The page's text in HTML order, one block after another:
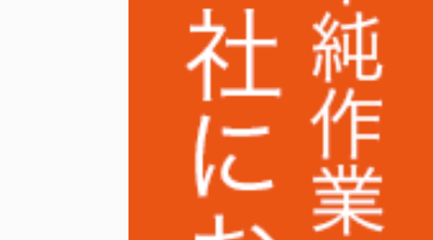
株式会社いつも.様
株式会社ピーエスシー様
ARIO株式会社様
AuB株式会社様
株式会社パトライト様